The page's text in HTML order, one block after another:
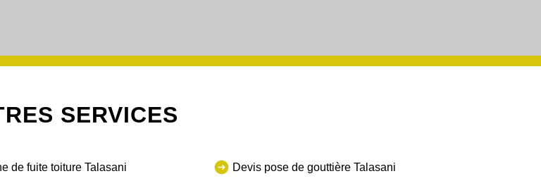
SERVICES
de fuite toiture Talasani Devis pose de gouttière Talasani